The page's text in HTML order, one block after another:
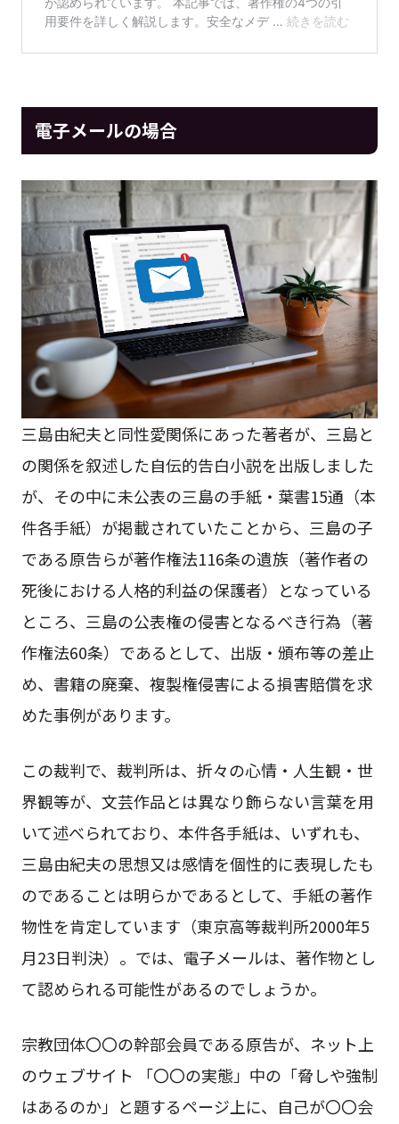
電子メールの場合
三島由紀夫と同性愛関係にあった著者が、三島と
の関係を叙述した自伝的告白小説を出版しました
が、その中に未公表の三島の手紙・葉書15通（本
件各手紙）が掲載されていたことから、三島の子
である原告らが著作権法116条の遺族（著作者の
死後における人格的利益の保護者）となっている
ところ、三島の公表権の侵害となるべき行為（著
作権法60条）であるとして、出版・頒布等の差止
め、書籍の廃棄、複製権侵害による損害賠償を求
めた事例があります。
この裁判で、裁判所は、折々の心情・人生観・世
界観等が、文芸作品とは異なり飾らない言葉を用
いて述べられており、本件各手紙は、いずれも、
三島由紀夫の思想又は感情を個性的に表現したも
のであることは明らかであるとして、手紙の著作
物性を肯定しています（東京高等裁判所2000年5
月23日判決）。では、電子メールは、著作物とし
て認められる可能性があるのでしょうか。
宗教団体〇〇の幹部会員である原告が、ネット上
のウェブサイト 「〇〇の実態」中の「脅しや強制
はあるのか」と題するページ上に、自己が〇〇会